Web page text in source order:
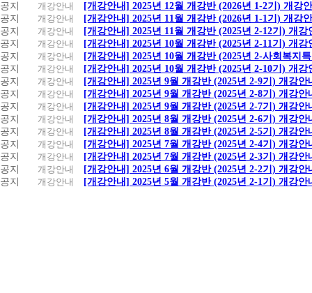
공지
개강안내
[개강안내] 2025년 12월 개강반 (2026년 1-2기) 개강
공지
개강안내
[개강안내] 2025년 11월 개강반 (2026년 1-1기) 개강
공지
개강안내
[개강안내] 2025년 11월 개강반 (2025년 2-12기) 개강
공지
개강안내
[개강안내] 2025년 10월 개강반 (2025년 2-11기) 개강
공지
개강안내
[개강안내] 2025년 10월 개강반 (2025년 2-사회복지
공지
개강안내
[개강안내] 2025년 10월 개강반 (2025년 2-10기) 개강
공지
개강안내
[개강안내] 2025년 9월 개강반 (2025년 2-9기) 개강안
공지
개강안내
[개강안내] 2025년 9월 개강반 (2025년 2-8기) 개강안
공지
개강안내
[개강안내] 2025년 9월 개강반 (2025년 2-7기) 개강안
공지
개강안내
[개강안내] 2025년 8월 개강반 (2025년 2-6기) 개강안
공지
개강안내
[개강안내] 2025년 8월 개강반 (2025년 2-5기) 개강안
공지
개강안내
[개강안내] 2025년 7월 개강반 (2025년 2-4기) 개강안
공지
개강안내
[개강안내] 2025년 7월 개강반 (2025년 2-3기) 개강안
공지
개강안내
[개강안내] 2025년 6월 개강반 (2025년 2-2기) 개강안
공지
개강안내 [개강안내] 2025년 5월 개강반 (2025년 2-1기) 개강안